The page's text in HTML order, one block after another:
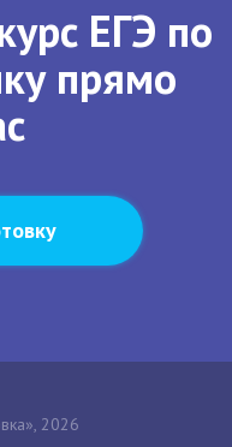
ЕГЭ по
прямо
2026